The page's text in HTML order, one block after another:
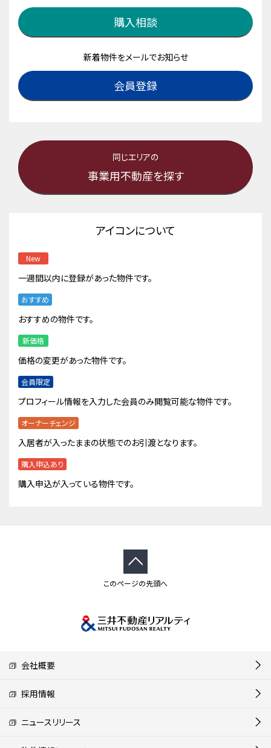
購入相談
新着物件をメールでお知らせ
会員登録
同じエリアの
事業用不動産を探す
アイコンについて
New
一週間以内に登録があった物件です。
おすすめ
おすすめの物件です。
新価格
価格の変更があった物件です。
会員限定
プロフィール情報を入力した会員のみ閲覧可能な物件です。
オーナーチェンジ
入居者が入ったままの状態でのお引渡となります。
購入申込あり
購入申込が入っている物件です。
このページの先頭へ
会社概要
採用情報
ニュースリリース